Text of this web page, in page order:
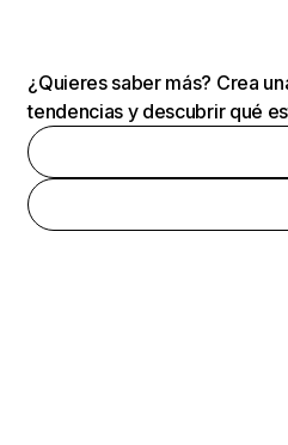
¿Quieres saber más? Crea
tendencias y descubrir qué